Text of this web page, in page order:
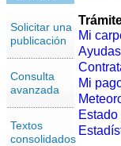
Solicitar una
publicación
Consulta
avanzada
Textos
consolidados
Mi
Mi